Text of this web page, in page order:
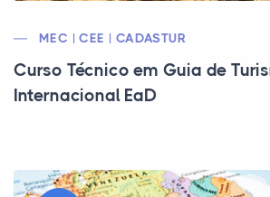
MEC | CEE | CADASTUR
Curso Técnico em Guia de
Internacional EaD